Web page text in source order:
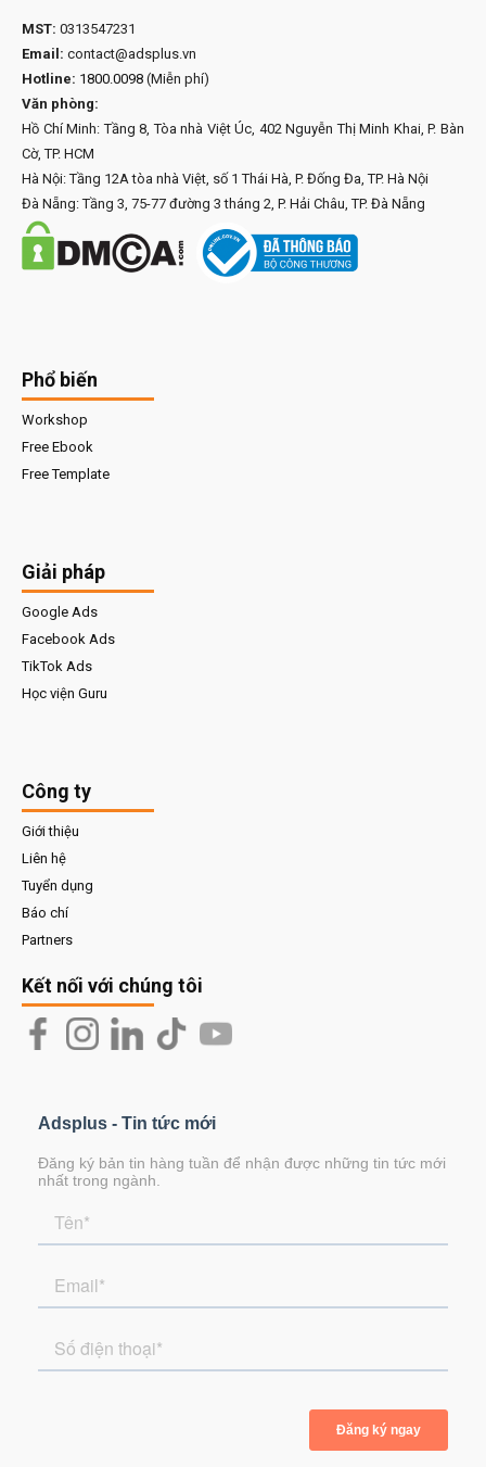
MST: 0313547231
Email: contact@adsplus.vn
Hotline: 1800.0098 (Miễn phí)
Văn phòng:
Hồ Chí Minh: Tầng 8, Tòa nhà Việt Úc, 402 Nguyễn Thị Minh Khai, P. Bàn
Cờ, TP. HCM
Hà Nội: Tầng 12A tòa nhà Việt, số 1 Thái Hà, P. Đống Đa, TP. Hà Nội
Đà Nẵng: Tầng 3, 75-77 đường 3 tháng 2, P. Hải Châu, TP. Đà Nẵng
Phổ biến
Workshop
Free Ebook
Free Template
Giải pháp
Google Ads
Facebook Ads
TikTok Ads
Học viện Guru
Công ty
Giới thiệu
Liên hệ
Tuyển dụng
Báo chí
Partners
Kết nối với chúng tôi